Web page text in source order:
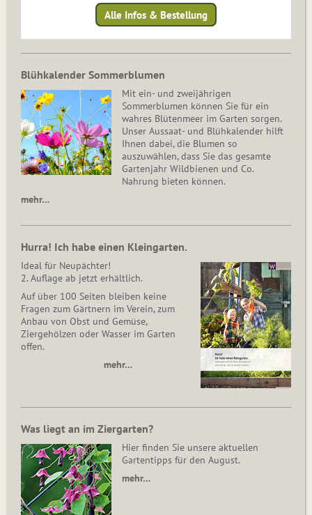
Alle Infos & Bestellung
Blühkalender Sommerblumen
Mit ein- und zweijährigen
Sommerblumen können Sie für ein
wahres Blütenmeer im Garten sorgen.
Unser Aussaat- und Blühkalender hilft
Ihnen dabei, die Blumen so
auszuwählen, dass Sie das gesamte
Gartenjahr Wildbienen und Co.
Nahrung bieten können.
mehr…
Hurra! Ich habe einen Kleingarten.
Ideal für Neupächter!
2. Auflage ab jetzt erhältlich.
Auf über 100 Seiten bleiben keine
Fragen zum Gärtnern im Verein, zum
Anbau von Obst und Gemüse,
Ziergehölzen oder Wasser im Garten
offen.
mehr…
Was liegt an im Ziergarten?
Hier finden Sie unsere aktuellen
Gartentipps für den August.
mehr…